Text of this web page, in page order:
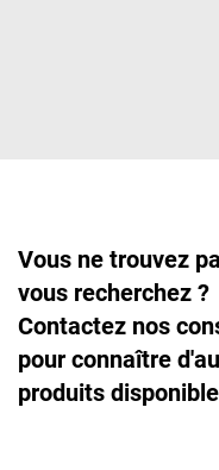
Vous ne trouvez
vous recherchez ?
Contactez nos
pour connaître
produits